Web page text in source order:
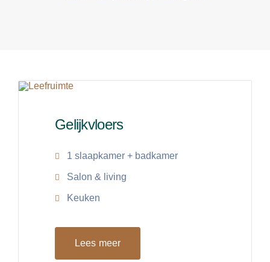
Gelijkvloers
1 slaapkamer + badkamer
Salon & living
Keuken
Lees meer